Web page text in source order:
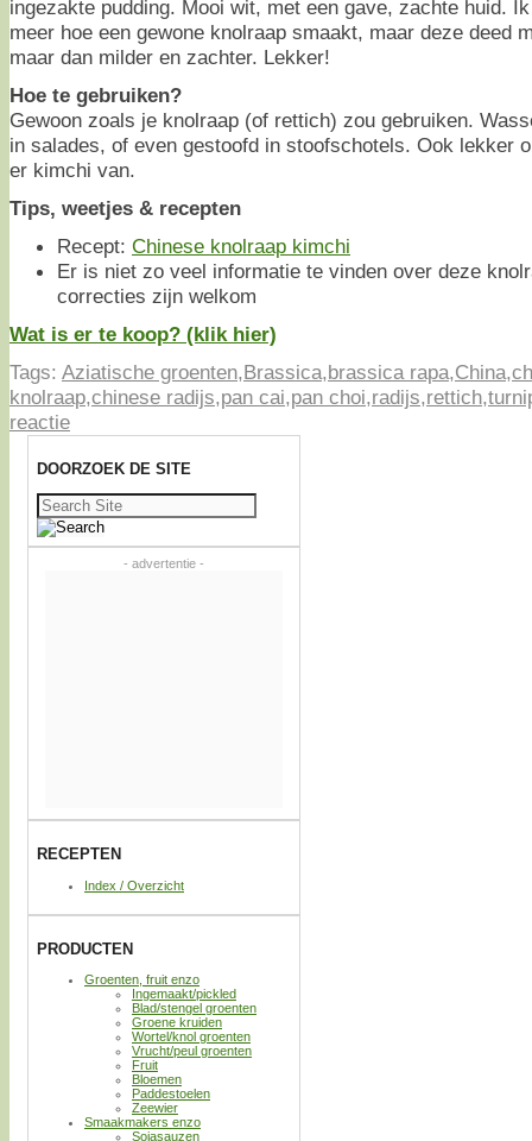
ingezakte pudding. Mooi wit, met een gave, zachte huid.
meer hoe een gewone knolraap smaakt, maar deze deed
maar dan milder en zachter. Lekker!
Hoe te gebruiken?
Gewoon zoals je knolraap (of rettich) zou gebruiken.
in salades, of even gestoofd in stoofschotels. Ook lekker
er kimchi van.
Tips, weetjes & recepten
Recept: Chinese knolraap kimchi
Er is niet zo veel informatie te vinden over deze
correcties zijn welkom
Wat is er te koop? (klik hier)
Tags: Aziatische groenten,Brassica,brassica rapa,China,
knolraap,chinese radijs,pan cai,pan choi,radijs,rettich,
reactie
DOORZOEK DE SITE
Zoeken
naar:
- advertentie -
RECEPTEN
Index / Overzicht
PRODUCTEN
Groenten, fruit enzo
Ingemaakt/pickled
Blad/stengel groenten
Groene kruiden
Wortel/knol groenten
Vrucht/peul groenten
Fruit
Bloemen
Paddestoelen
Zeewier
Smaakmakers enzo
Sojasauzen